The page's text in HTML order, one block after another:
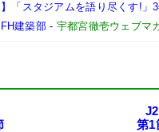
】「スタジアムを語り尽くす!
建築部 - 宇都宮徹壱ウェブマ
J2
第1